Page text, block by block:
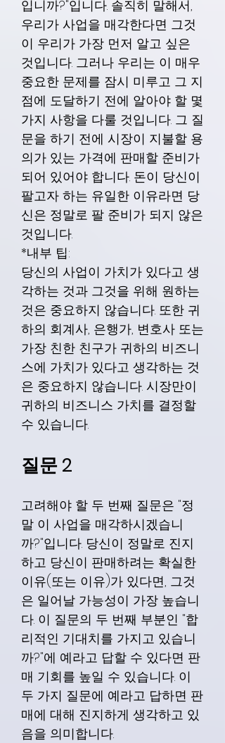
입니까?"입니다. 솔직히 말해서,
우리가 사업을 매각한다면 그것
이 우리가 가장 먼저 알고 싶은
것입니다. 그러나 우리는 이 매우
중요한 문제를 잠시 미루고 그 지
점에 도달하기 전에 알아야 할 몇
가지 사항을 다룰 것입니다. 그 질
문을 하기 전에 시장이 지불할 용
의가 있는 가격에 판매할 준비가
되어 있어야 합니다. 돈이 당신이
팔고자 하는 유일한 이유라면 당
신은 정말로 팔 준비가 되지 않은
것입니다.
*내부 팁:
당신의 사업이 가치가 있다고 생
각하는 것과 그것을 위해 원하는
것은 중요하지 않습니다. 또한 귀
하의 회계사, 은행가, 변호사 또는
가장 친한 친구가 귀하의 비즈니
스에 가치가 있다고 생각하는 것
은 중요하지 않습니다. 시장만이
귀하의 비즈니스 가치를 결정할
수 있습니다.
질문 2
고려해야 할 두 번째 질문은 "정
말 이 사업을 매각하시겠습니
까?"입니다. 당신이 정말로 진지
하고 당신이 판매하려는 확실한
이유(또는 이유)가 있다면, 그것
은 일어날 가능성이 가장 높습니
다. 이 질문의 두 번째 부분인 "합
리적인 기대치를 가지고 있습니
까?"에 예라고 답할 수 있다면 판
매 기회를 높일 수 있습니다. 이
두 가지 질문에 예라고 답하면 판
매에 대해 진지하게 생각하고 있
음을 의미합니다.